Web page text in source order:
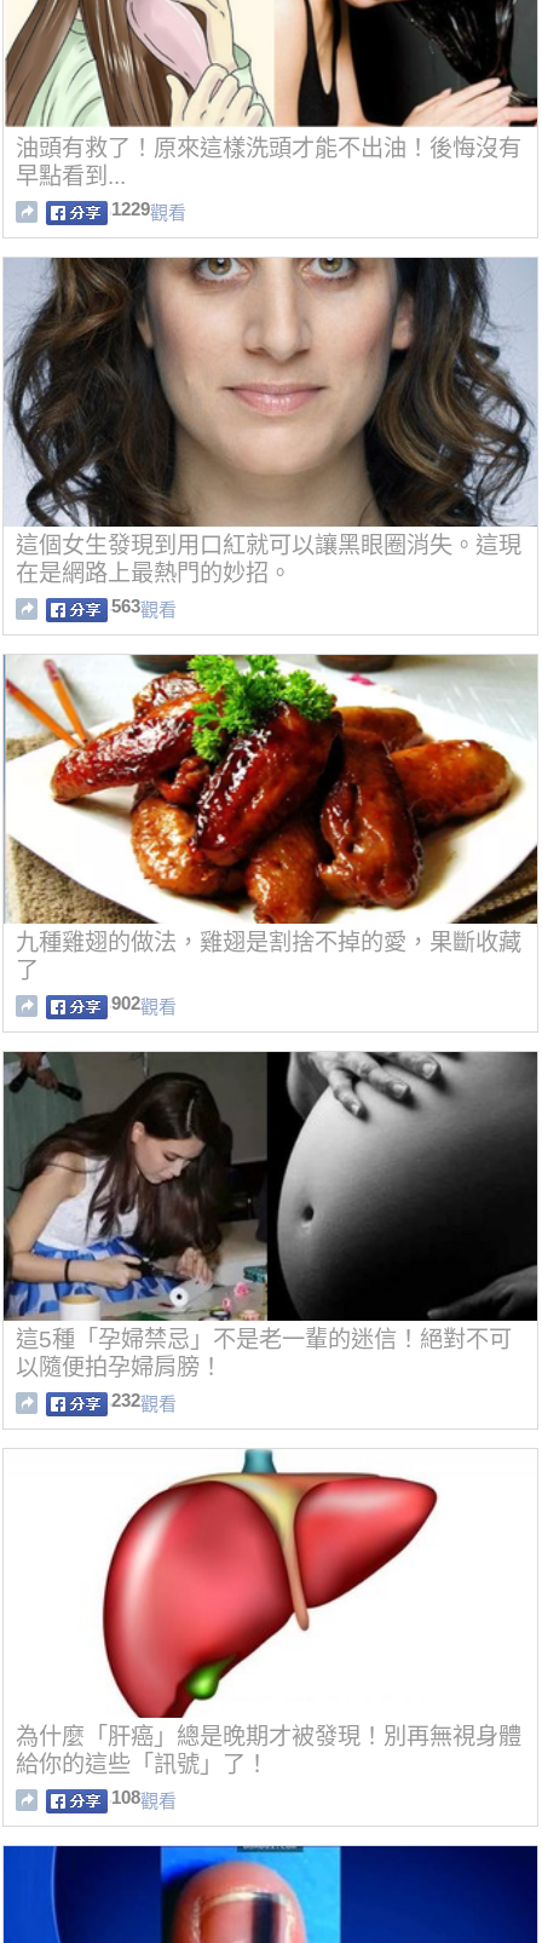
油頭有救了！原來這樣洗頭才能不出油！後悔沒有
早點看到...
1229觀看
這個女生發現到用口紅就可以讓黑眼圈消失。這現
在是網路上最熱門的妙招。
563觀看
九種雞翅的做法，雞翅是割捨不掉的愛，果斷收藏
了
902觀看
這5種「孕婦禁忌」不是老一輩的迷信！絕對不可
以隨便拍孕婦肩膀！
232觀看
為什麼「肝癌」總是晚期才被發現！別再無視身體
給你的這些「訊號」了！
108觀看